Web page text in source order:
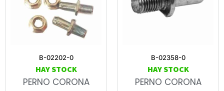
B-02202-0
HAY STOCK
PERNO CORONA
B-02358-0
HAY STOCK
PERNO CORONA